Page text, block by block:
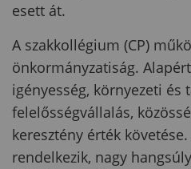
esett át.
A szakkollégium (CP)
önkormányzatiság.
igényesség, környezeti és
felelősségvállalás,
keresztény érték
rendelkezik, nagy